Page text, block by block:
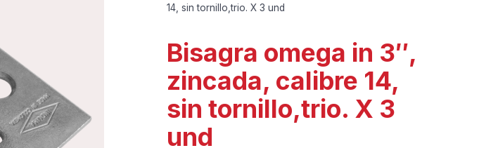
14, sin tornillo,trio. X 3 und
Bisagra omega in 3″,
zincada, calibre 14,
sin tornillo,trio. X 3
und